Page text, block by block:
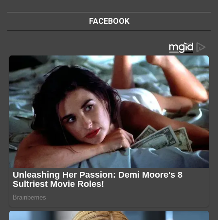
FACEBOOK